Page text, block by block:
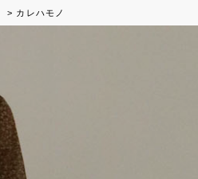
> カレハモノ